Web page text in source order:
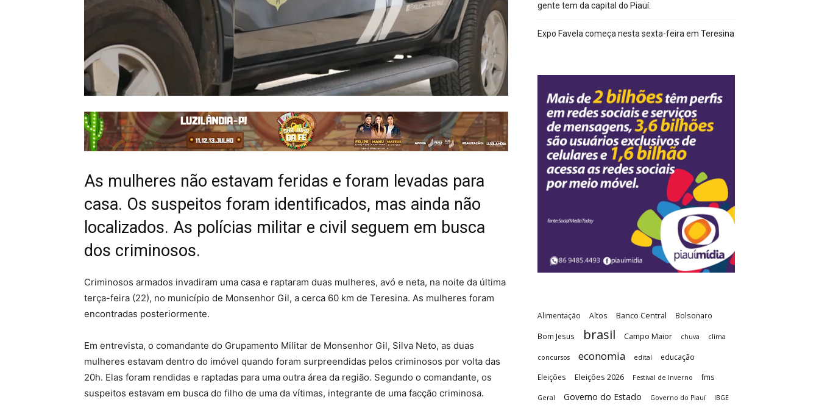
As mulheres não estavam feridas e foram levadas para
casa. Os suspeitos foram identificados, mas ainda não
localizados. As polícias militar e civil seguem em busca
dos criminosos.
Criminosos armados invadiram uma casa e raptaram duas mulheres, avó e neta, na noite da última
terça-feira (22), no município de Monsenhor Gil, a cerca 60 km de Teresina. As mulheres foram
encontradas posteriormente.
Em entrevista, o comandante do Grupamento Militar de Monsenhor Gil, Silva Neto, as duas
mulheres estavam dentro do imóvel quando foram surpreendidas pelos criminosos por volta das
20h. Elas foram rendidas e raptadas para uma outra área da região. Segundo o comandante, os
suspeitos estavam em busca do filho de uma da vítimas, integrante de uma facção criminosa.
gente tem da capital do Piauí.
Expo Favela começa nesta sexta-feira em Teresina
Alimentação Altos Banco Central Bolsonaro
Bom Jesus brasil Campo Maior chuva clima
concursos economia edital educação
Eleições Eleições 2026 Festival de Inverno fms
Geral Governo do Estado Governo do Piauí IBGE